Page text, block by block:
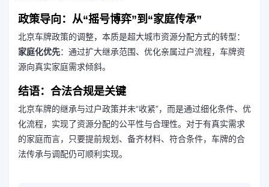
政策导向：从“摇号博弈”到“家庭传承”
北京车牌政策的调整，本质是超大城市资源分配方式的转型：
家庭化优先：通过扩大继承范围、优化亲属过户流程，车牌资
源向真实家庭需求倾斜。
结语：合法合规是关键
北京车牌的继承与过户政策并未“收紧”，而是通过细化条件、优
化流程，实现了资源分配的公平性与合理性。对于有真实需求
的家庭而言，只要提前规划、备齐材料、符合条件，车牌的合
法传承与调配仍可顺利实现。